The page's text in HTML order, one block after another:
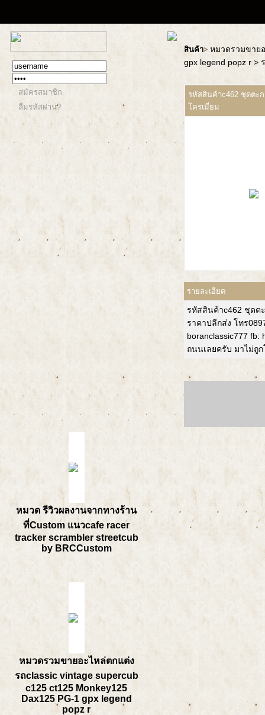
สมัครสมาชิก
ลืมรหัสผ่าน?
หมวด รีวิวผลงานจากทางร้าน
ที่Custom แนวcafe racer
tracker scrambler streetcub
by BRCCustom
หมวดรวมขายอะไหล่ตกแต่ง
รถclassic vintage supercub
c125 ct125 Monkey125
Dax125 PG-1 gpx legend
popz r
สินค้า> หมวดรวมขาย
gpx legend popz r >
รหัสสินค้าc462 ชุดตะ
โครเมี่ยม
รายละเอียด
รหัสสินค้าc462 ชุดต
ราคาปลีกส่ง โทร
boranclassic777
ถนนเลยครับ มาไม่ถู